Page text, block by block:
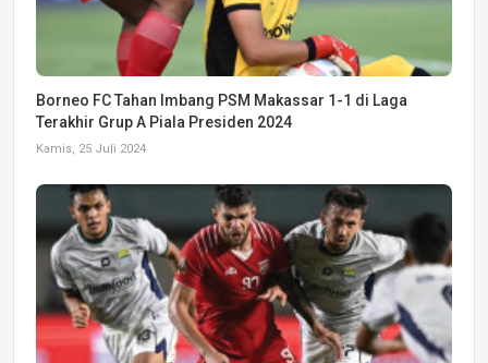
Borneo FC Tahan Imbang PSM Makassar 1-1 di Laga
Terakhir Grup A Piala Presiden 2024
Kamis, 25 Juli 2024